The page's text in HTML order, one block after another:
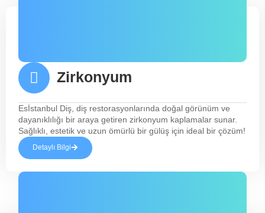
Zirkonyum
Esİstanbul Diş, diş restorasyonlarında doğal görünüm ve
dayanıklılığı bir araya getiren zirkonyum kaplamalar sunar.
Sağlıklı, estetik ve uzun ömürlü bir gülüş için ideal bir çözüm!
Detaylı Bilgi